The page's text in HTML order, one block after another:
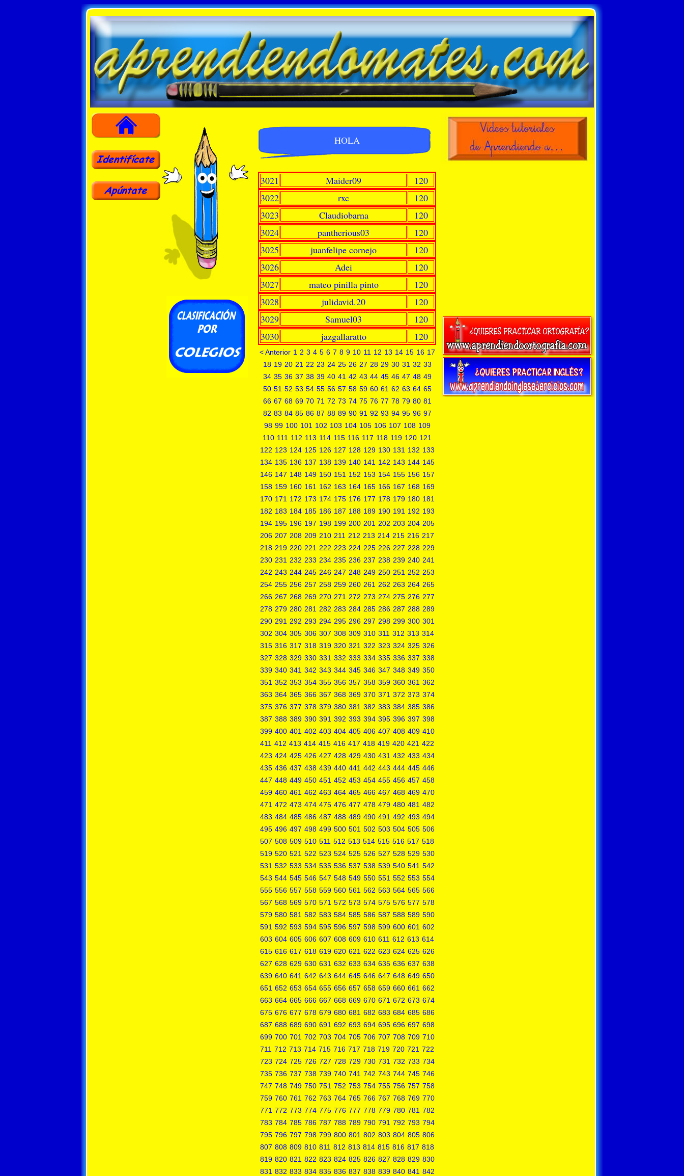
HOLA
3021 Maider09
120
3022
rxc
120
3023
Claudiobarna
120
3024
pantherious03
120
3025
juanfelipe cornejo
120
3026
Adei
120
3027
mateo pinilla pinto
120
3028
julidavid.20
120
3029
Samuel03
120
3030
jazgallaratto 120
< Anterior 1 2 3 4 5 6 7 8 9 10 11 12 13 14 15 16 17
18 19 20 21 22 23 24 25 26 27 28 29 30 31 32 33
34 35 36 37 38 39 40 41 42 43 44 45 46 47 48 49
50 51 52 53 54 55 56 57 58 59 60 61 62 63 64 65
66 67 68 69 70 71 72 73 74 75 76 77 78 79 80 81
82 83 84 85 86 87 88 89 90 91 92 93 94 95 96 97
98 99 100 101 102 103 104 105 106 107 108 109
110 111 112 113 114 115 116 117 118 119 120 121
122 123 124 125 126 127 128 129 130 131 132 133
134 135 136 137 138 139 140 141 142 143 144 145
146 147 148 149 150 151 152 153 154 155 156 157
158 159 160 161 162 163 164 165 166 167 168 169
170 171 172 173 174 175 176 177 178 179 180 181
182 183 184 185 186 187 188 189 190 191 192 193
194 195 196 197 198 199 200 201 202 203 204 205
206 207 208 209 210 211 212 213 214 215 216 217
218 219 220 221 222 223 224 225 226 227 228 229
230 231 232 233 234 235 236 237 238 239 240 241
242 243 244 245 246 247 248 249 250 251 252 253
254 255 256 257 258 259 260 261 262 263 264 265
266 267 268 269 270 271 272 273 274 275 276 277
278 279 280 281 282 283 284 285 286 287 288 289
290 291 292 293 294 295 296 297 298 299 300 301
302 304 305 306 307 308 309 310 311 312 313 314
315 316 317 318 319 320 321 322 323 324 325 326
327 328 329 330 331 332 333 334 335 336 337 338
339 340 341 342 343 344 345 346 347 348 349 350
351 352 353 354 355 356 357 358 359 360 361 362
363 364 365 366 367 368 369 370 371 372 373 374
375 376 377 378 379 380 381 382 383 384 385 386
387 388 389 390 391 392 393 394 395 396 397 398
399 400 401 402 403 404 405 406 407 408 409 410
411 412 413 414 415 416 417 418 419 420 421 422
423 424 425 426 427 428 429 430 431 432 433 434
435 436 437 438 439 440 441 442 443 444 445 446
447 448 449 450 451 452 453 454 455 456 457 458
459 460 461 462 463 464 465 466 467 468 469 470
471 472 473 474 475 476 477 478 479 480 481 482
483 484 485 486 487 488 489 490 491 492 493 494
495 496 497 498 499 500 501 502 503 504 505 506
507 508 509 510 511 512 513 514 515 516 517 518
519 520 521 522 523 524 525 526 527 528 529 530
531 532 533 534 535 536 537 538 539 540 541 542
543 544 545 546 547 548 549 550 551 552 553 554
555 556 557 558 559 560 561 562 563 564 565 566
567 568 569 570 571 572 573 574 575 576 577 578
579 580 581 582 583 584 585 586 587 588 589 590
591 592 593 594 595 596 597 598 599 600 601 602
603 604 605 606 607 608 609 610 611 612 613 614
615 616 617 618 619 620 621 622 623 624 625 626
627 628 629 630 631 632 633 634 635 636 637 638
639 640 641 642 643 644 645 646 647 648 649 650
651 652 653 654 655 656 657 658 659 660 661 662
663 664 665 666 667 668 669 670 671 672 673 674
675 676 677 678 679 680 681 682 683 684 685 686
687 688 689 690 691 692 693 694 695 696 697 698
699 700 701 702 703 704 705 706 707 708 709 710
711 712 713 714 715 716 717 718 719 720 721 722
723 724 725 726 727 728 729 730 731 732 733 734
735 736 737 738 739 740 741 742 743 744 745 746
747 748 749 750 751 752 753 754 755 756 757 758
759 760 761 762 763 764 765 766 767 768 769 770
771 772 773 774 775 776 777 778 779 780 781 782
783 784 785 786 787 788 789 790 791 792 793 794
795 796 797 798 799 800 801 802 803 804 805 806
807 808 809 810 811 812 813 814 815 816 817 818
819 820 821 822 823 824 825 826 827 828 829 830
831 832 833 834 835 836 837 838 839 840 841 842